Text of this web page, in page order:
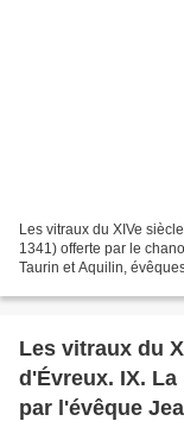
Les vitraux du XIVe
1341) offerte par le
Taurin et Aquilin,
Les vitraux du
d'Évreux. IX. La
par l'évêque